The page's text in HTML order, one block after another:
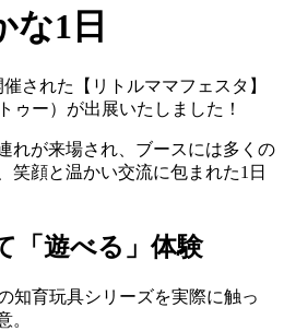
な1日
された【リトルママフェスタ】
ゥー）が出展いたしました！
れが来場され、ブースには多くの
笑顔と温かい交流に包まれた1日
「遊べる」体験
知育玩具シリーズを実際に触っ
。